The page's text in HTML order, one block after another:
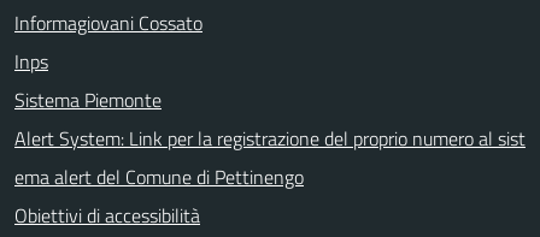
Informagiovani Cossato
Inps
Sistema Piemonte
Alert System: Link per la registrazione del proprio numero al sist
ema alert del Comune di Pettinengo
Obiettivi di accessibilità